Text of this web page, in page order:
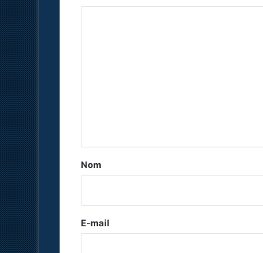
a
e
Nom
E-mail